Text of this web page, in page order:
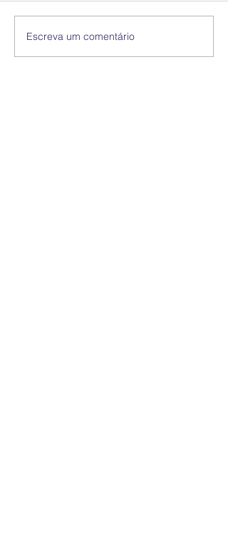
Escreva um comentário